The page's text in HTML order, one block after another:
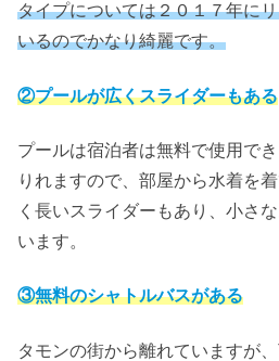
タイプについては２０１７年に
いるのでかなり綺麗です。
②プールが広くスライダーもある
プールは宿泊者は無料で使用で
りれますので、部屋から水着を
く長いスライダーもあり、小さ
います。
③無料のシャトルバスがある
タモンの街から離れていますが